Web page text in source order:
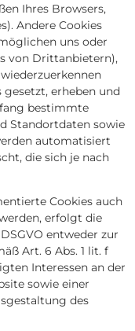
Ihres Browsers,
Andere Cookies
uns oder
von Drittanbietern),
gesetzt, erheben und
bestimmte
Standortdaten sowie
automatisiert
die sich je nach
Cookies auch
erfolgt die
entweder zur
Art. 6 Abs. 1 lit. f
Interessen an der
sowie einer
des